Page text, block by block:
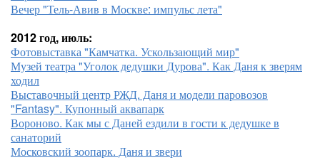
Вечер "Тель-Авив в Москве: импульс лета"
2012 год, июль:
Фотовыставка "Камчатка. Ускользающий мир"
Музей театра "Уголок дедушки Дурова". Как Даня к зверям
ходил
Выставочный центр РЖД. Даня и модели паровозов
"Fantasy". Купонный аквапарк
Вороново. Как мы с Даней ездили в гости к дедушке в
санаторий
Московский зоопарк. Даня и звери